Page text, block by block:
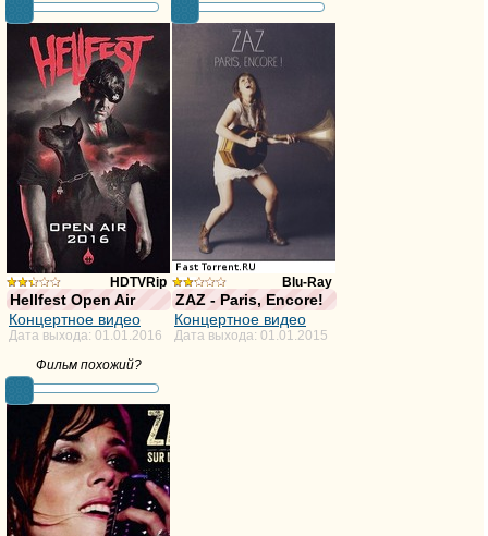
HDTVRip
недостаточно
голосов
фильма
Hellfest Open Air
Концертное видео
Дата выхода: 01.01.2016
Blu-Ray
недостаточно
голосов
ZAZ - Paris, Encore!
Концертное видео
Дата выхода: 01.01.2015
Фильм похожий?